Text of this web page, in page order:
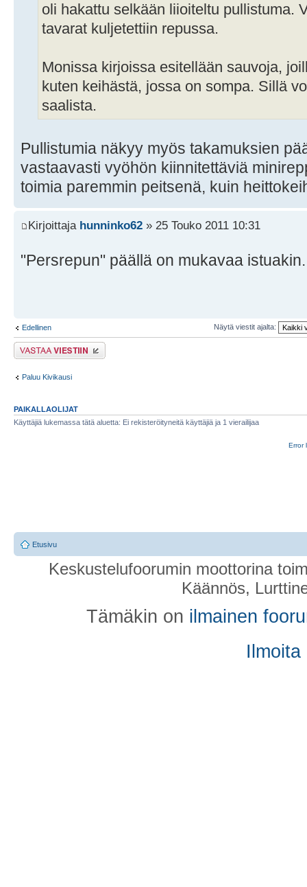
oli hakattu selkään liioiteltu pullistuma.
tavarat kuljetettiin repussa.
Monissa kirjoissa esitellään sauvoja,
kuten keihästä, jossa on sompa. Sillä
saalista.
Pullistumia näkyy myös takamuksien
vastaavasti vyöhön kiinnitettäviä
toimia paremmin peitsenä, kuin
Kirjoittaja hunninko62 » 25 Touko 2011 10:31
"Persrepun" päällä on mukavaa
Edellinen Näytä viestit ajalta:
Lähetä vastaus
Paluu Kivikausi
PAIKALLAOLIJAT
Käyttäjiä lukemassa tätä aluetta: Ei rekisteröityneitä käyttäjiä ja 1 vierailijaa
Error
Etusivu
Keskustelufoorumin moottorina
Käännös,
Tämäkin on ilmainen